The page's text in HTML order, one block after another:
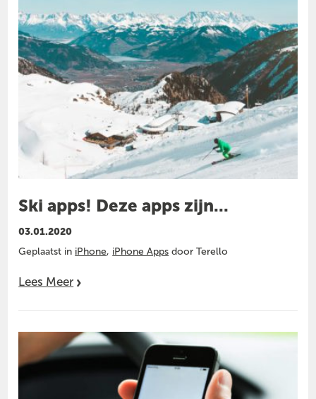
Ski apps! Deze apps zijn...
03.01.2020
Geplaatst in iPhone, iPhone Apps door Terello
Lees Meer